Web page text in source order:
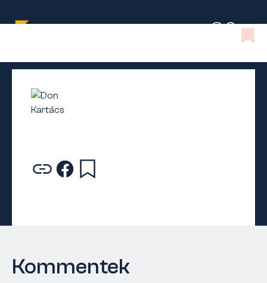
Kommentek